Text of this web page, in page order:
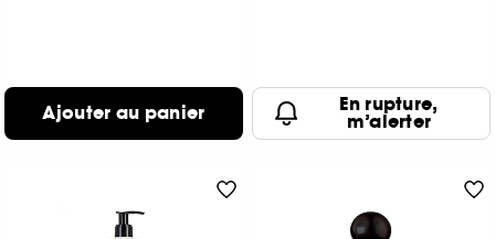
Ajouter au panier En rupture,
m’alerter